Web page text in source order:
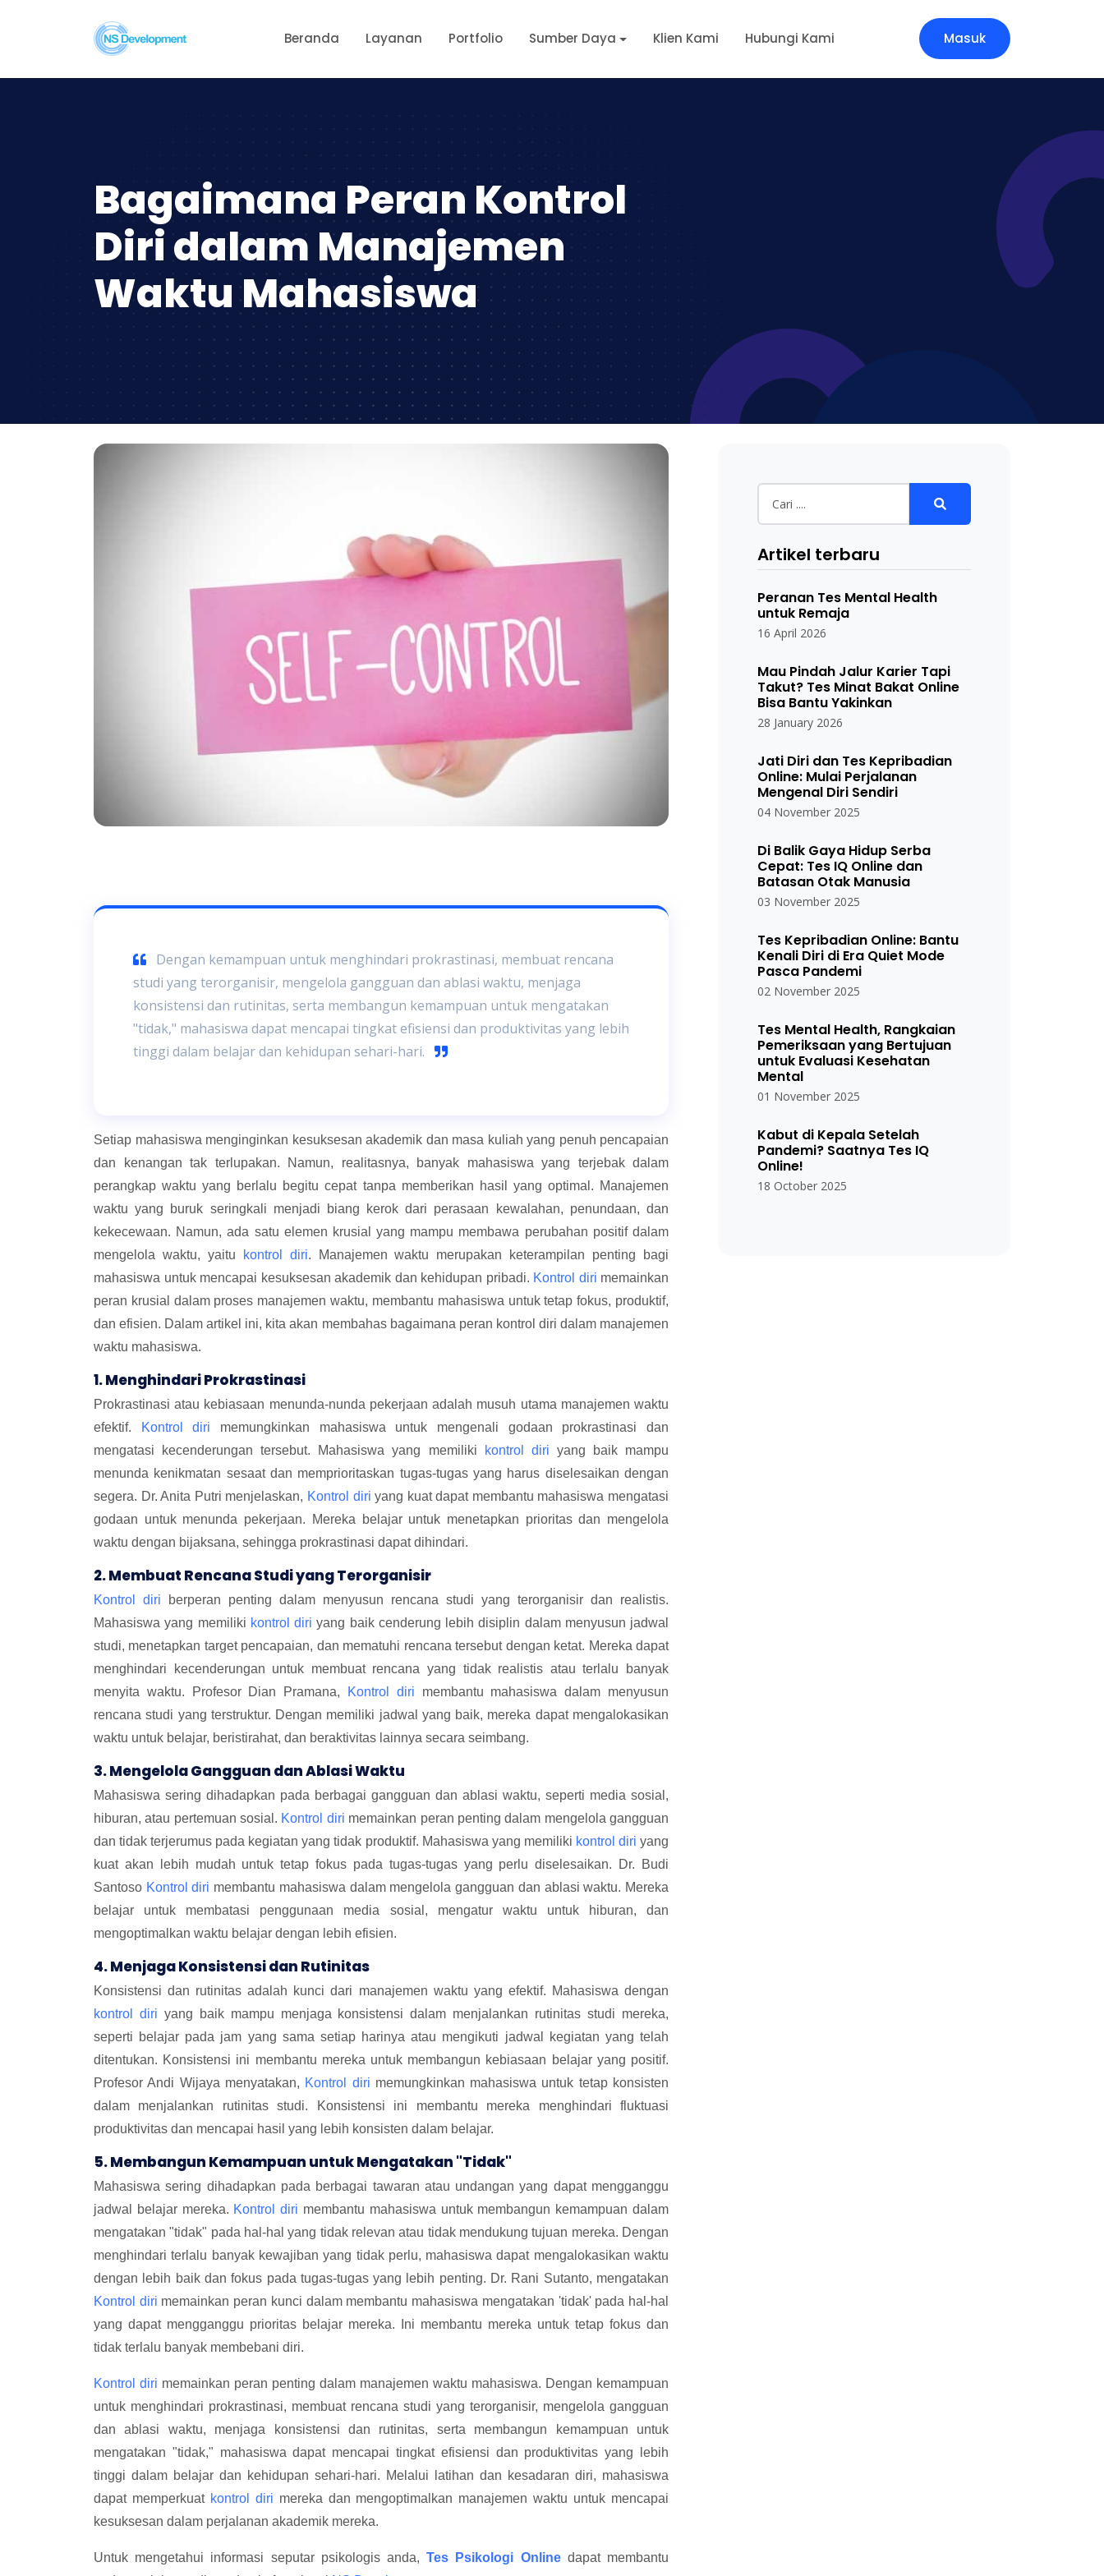
Beranda Layanan Portfolio Sumber Daya Klien Kami Hubungi Kami Masuk
Bagaimana Peran Kontrol
Diri dalam Manajemen
Waktu Mahasiswa
Dengan kemampuan untuk menghindari prokrastinasi, membuat rencana
studi yang terorganisir, mengelola gangguan dan ablasi waktu, menjaga
konsistensi dan rutinitas, serta membangun kemampuan untuk mengatakan
"tidak," mahasiswa dapat mencapai tingkat efisiensi dan produktivitas yang lebih
tinggi dalam belajar dan kehidupan sehari-hari.
Setiap mahasiswa menginginkan kesuksesan akademik dan masa kuliah yang penuh pencapaian
dan kenangan tak terlupakan. Namun, realitasnya, banyak mahasiswa yang terjebak dalam
perangkap waktu yang berlalu begitu cepat tanpa memberikan hasil yang optimal. Manajemen
waktu yang buruk seringkali menjadi biang kerok dari perasaan kewalahan, penundaan, dan
kekecewaan. Namun, ada satu elemen krusial yang mampu membawa perubahan positif dalam
mengelola waktu, yaitu
kontrol diri. Manajemen waktu merupakan keterampilan penting bagi
mahasiswa untuk mencapai kesuksesan akademik dan kehidupan pribadi. Kontrol diri memainkan
peran krusial dalam proses manajemen waktu, membantu mahasiswa untuk tetap fokus, produktif,
dan efisien. Dalam artikel ini, kita akan membahas bagaimana peran kontrol diri dalam manajemen
waktu mahasiswa.
1. Menghindari Prokrastinasi
Prokrastinasi atau kebiasaan menunda-nunda pekerjaan adalah musuh utama manajemen waktu
efektif.
Kontrol diri memungkinkan mahasiswa untuk mengenali godaan prokrastinasi dan
mengatasi kecenderungan tersebut. Mahasiswa yang memiliki
kontrol diri yang baik mampu
menunda kenikmatan sesaat dan memprioritaskan tugas-tugas yang harus diselesaikan dengan
segera. Dr. Anita Putri menjelaskan, Kontrol diri yang kuat dapat membantu mahasiswa mengatasi
godaan untuk menunda pekerjaan. Mereka belajar untuk menetapkan prioritas dan mengelola
waktu dengan bijaksana, sehingga prokrastinasi dapat dihindari.
2. Membuat Rencana Studi yang Terorganisir
Kontrol diri berperan penting dalam menyusun rencana studi yang terorganisir dan realistis.
Mahasiswa yang memiliki kontrol diri yang baik cenderung lebih disiplin dalam menyusun jadwal
studi, menetapkan target pencapaian, dan mematuhi rencana tersebut dengan ketat. Mereka dapat
menghindari kecenderungan untuk membuat rencana yang tidak realistis atau terlalu banyak
menyita waktu. Profesor Dian Pramana,
Kontrol diri membantu mahasiswa dalam menyusun
rencana studi yang terstruktur. Dengan memiliki jadwal yang baik, mereka dapat mengalokasikan
waktu untuk belajar, beristirahat, dan beraktivitas lainnya secara seimbang.
3. Mengelola Gangguan dan Ablasi Waktu
Mahasiswa sering dihadapkan pada berbagai gangguan dan ablasi waktu, seperti media sosial,
hiburan, atau pertemuan sosial. Kontrol diri memainkan peran penting dalam mengelola gangguan
dan tidak terjerumus pada kegiatan yang tidak produktif. Mahasiswa yang memiliki kontrol diri yang
kuat akan lebih mudah untuk tetap fokus pada tugas-tugas yang perlu diselesaikan. Dr. Budi
Santoso Kontrol diri membantu mahasiswa dalam mengelola gangguan dan ablasi waktu. Mereka
belajar untuk membatasi penggunaan media sosial, mengatur waktu untuk hiburan, dan
mengoptimalkan waktu belajar dengan lebih efisien.
4. Menjaga Konsistensi dan Rutinitas
Konsistensi dan rutinitas adalah kunci dari manajemen waktu yang efektif. Mahasiswa dengan
kontrol diri yang baik mampu menjaga konsistensi dalam menjalankan rutinitas studi mereka,
seperti belajar pada jam yang sama setiap harinya atau mengikuti jadwal kegiatan yang telah
ditentukan. Konsistensi ini membantu mereka untuk membangun kebiasaan belajar yang positif.
Profesor Andi Wijaya menyatakan, Kontrol diri memungkinkan mahasiswa untuk tetap konsisten
dalam menjalankan rutinitas studi. Konsistensi ini membantu mereka menghindari fluktuasi
produktivitas dan mencapai hasil yang lebih konsisten dalam belajar.
5. Membangun Kemampuan untuk Mengatakan "Tidak"
Mahasiswa sering dihadapkan pada berbagai tawaran atau undangan yang dapat mengganggu
jadwal belajar mereka. Kontrol diri membantu mahasiswa untuk membangun kemampuan dalam
mengatakan "tidak" pada hal-hal yang tidak relevan atau tidak mendukung tujuan mereka. Dengan
menghindari terlalu banyak kewajiban yang tidak perlu, mahasiswa dapat mengalokasikan waktu
dengan lebih baik dan fokus pada tugas-tugas yang lebih penting. Dr. Rani Sutanto, mengatakan
Kontrol diri memainkan peran kunci dalam membantu mahasiswa mengatakan 'tidak' pada hal-hal
yang dapat mengganggu prioritas belajar mereka. Ini membantu mereka untuk tetap fokus dan
tidak terlalu banyak membebani diri.
Kontrol diri memainkan peran penting dalam manajemen waktu mahasiswa. Dengan kemampuan
untuk menghindari prokrastinasi, membuat rencana studi yang terorganisir, mengelola gangguan
dan ablasi waktu, menjaga konsistensi dan rutinitas, serta membangun kemampuan untuk
mengatakan "tidak," mahasiswa dapat mencapai tingkat efisiensi dan produktivitas yang lebih
tinggi dalam belajar dan kehidupan sehari-hari. Melalui latihan dan kesadaran diri, mahasiswa
dapat memperkuat kontrol diri mereka dan mengoptimalkan manajemen waktu untuk mencapai
kesuksesan dalam perjalanan akademik mereka.
Untuk mengetahui informasi seputar psikologis anda,Tes Psikologi Onlinedapat membantu
Artikel terbaru
Peranan Tes Mental Health
untuk Remaja
16 April 2026
Mau Pindah Jalur Karier Tapi
Takut? Tes Minat Bakat Online
Bisa Bantu Yakinkan
28 January 2026
Jati Diri dan Tes Kepribadian
Online: Mulai Perjalanan
Mengenal Diri Sendiri
04 November 2025
Di Balik Gaya Hidup Serba
Cepat: Tes IQ Online dan
Batasan Otak Manusia
03 November 2025
Tes Kepribadian Online: Bantu
Kenali Diri di Era Quiet Mode
Pasca Pandemi
02 November 2025
Tes Mental Health, Rangkaian
Pemeriksaan yang Bertujuan
untuk Evaluasi Kesehatan
Mental
01 November 2025
Kabut di Kepala Setelah
Pandemi? Saatnya Tes IQ
Online!
18 October 2025